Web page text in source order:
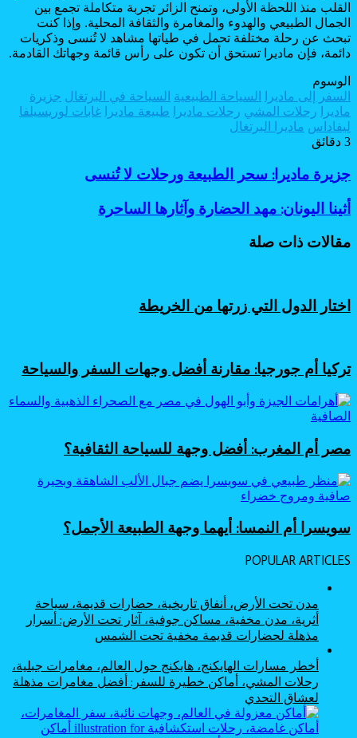
القلب منذ اللحظة الأولى، وتمنح الزائر تجربة متكاملة تجمع بين
الجمال الطبيعي والهدوء والمغامرة والثقافة المحلية. وإذا كنت
تبحث عن رحلة مختلفة تحمل في طياتها مشاهد لا تُنسى وذكريات
دائمة، فإن ماديرا تستحق أن تكون على رأس قائمة وجهاتك القادمة.
الوسوم
السفر إلى ماديرا
السياحة الطبيعية السياحة في البرتغال جزيرة
ماديرا
رحلات المشي رحلات ماديرا طبيعة ماديرا
غابات لوريسيلفا
ليفاداس ماديرا البرتغال
3 دقائق
جزيرة
ماديرا:
سحر
الطبيعة
ورحلات
لا
جزيرة ماديرا: سحر الطبيعة ورحلات لا تُنسى
أثينا
اليونان:
مهد
الحضارة
أثينا اليونان: مهد الحضارة وآثارها الساحرة
مقالات ذات صلة
اختار الدول التي زرتها من الخريطة
تركيا أم جورجيا: مقارنة أفضل وجهات السفر والسياحة
مصر أم المغرب: أفضل وجهة للسياحة الثقافية؟
سويسرا أم النمسا: أيهما وجهة الطبيعة الأجمل؟
POPULAR ARTICLES
مدن تحت الأرض، أنفاق تاريخية، حضارات قديمة، سياحة
أثرية، مدن مخفية، مساكن جوفية، آثار تحت الأرض: أسرار
مذهلة لحضارات قديمة مخفية تحت الشمس
أخطر مسارات الهايكنج، هايكنج حول العالم، مغامرات جبلية،
رحلات المشي، أماكن خطيرة للسفر: أفضل مغامرات مذهلة
لعشاق التحدي